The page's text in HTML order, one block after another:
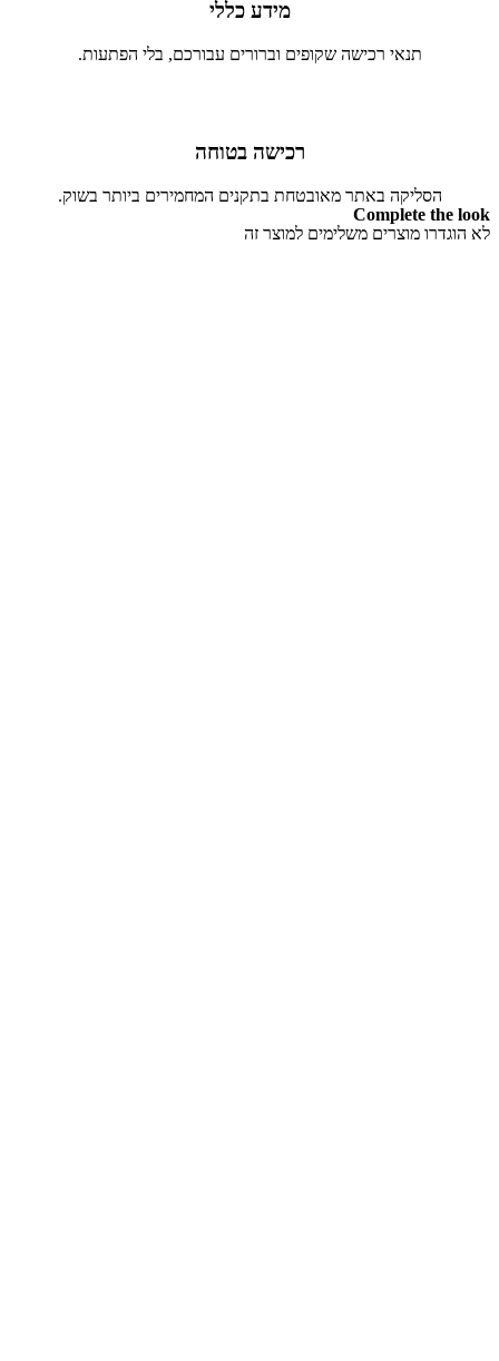
מידע כללי
תנאי רכישה שקופים וברורים עבורכם, בלי הפתעות.
רכישה בטוחה
הסליקה באתר מאובטחת בתקנים המחמירים ביותר בשוק.
Complete the look
לא הוגדרו מוצרים משלימים למוצר זה